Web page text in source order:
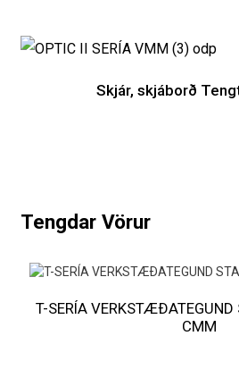
Skjár, skjáborð
Tengdar Vörur
T-SERÍA
CMM